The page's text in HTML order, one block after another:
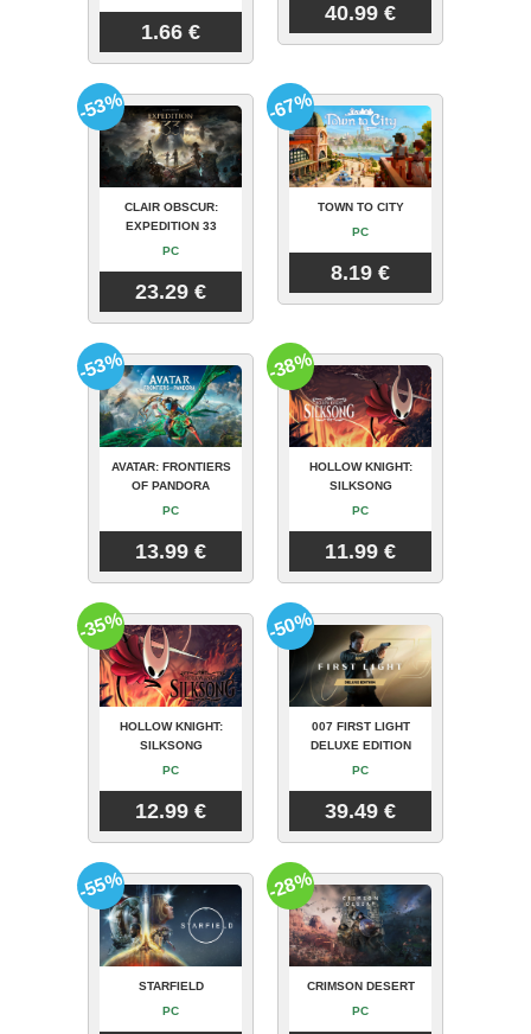
1.66 €
40.99 €
CLAIR OBSCUR:
EXPEDITION 33
PC
23.29 €
-53%
TOWN TO CITY
PC
8.19 €
-67%
AVATAR: FRONTIERS
OF PANDORA
PC
13.99 €
-53%
HOLLOW KNIGHT:
SILKSONG
PC
11.99 €
-38%
HOLLOW KNIGHT:
SILKSONG
PC
12.99 €
-35%
007 FIRST LIGHT
DELUXE EDITION
PC
39.49 €
-50%
STARFIELD
PC
-55%
CRIMSON DESERT
PC
-28%